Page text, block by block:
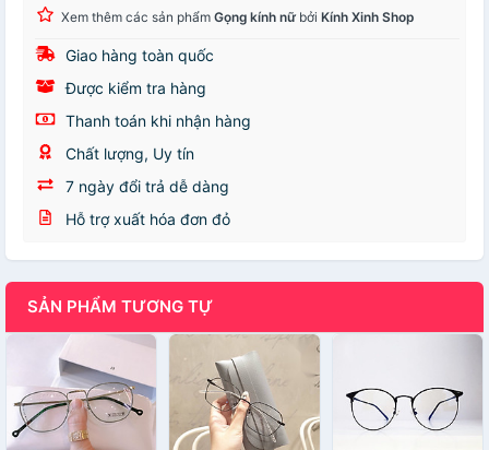
Xem thêm các sản phẩm Gọng kính nữbởi Kính Xinh Shop
Giao hàng toàn quốc
Được kiểm tra hàng
Thanh toán khi nhận hàng
Chất lượng, Uy tín
7 ngày đổi trả dễ dàng
Hỗ trợ xuất hóa đơn đỏ
SẢN PHẨM TƯƠNG TỰ